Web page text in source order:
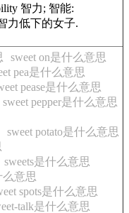
智力; 智能:
力低下的女子.
sweet on是什么意思
pea是什么意思
pease是什么意思
sweet pepper是什么意思
sweet potato是什么意思
sweets是什么意思
么意思
spots是什么意思
talk是什么意思